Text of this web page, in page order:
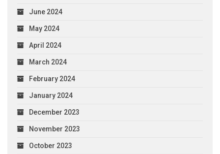
June 2024
May 2024
April 2024
March 2024
February 2024
January 2024
December 2023
November 2023
October 2023